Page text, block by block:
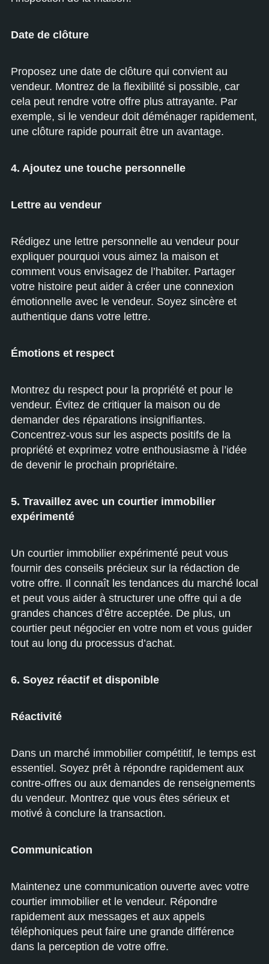
Date de clôture
Proposez une date de clôture qui convient au
vendeur. Montrez de la flexibilité si possible, car
cela peut rendre votre offre plus attrayante. Par
exemple, si le vendeur doit déménager rapidement,
une clôture rapide pourrait être un avantage.
4. Ajoutez une touche personnelle
Lettre au vendeur
Rédigez une lettre personnelle au vendeur pour
expliquer pourquoi vous aimez la maison et
comment vous envisagez de l’habiter. Partager
votre histoire peut aider à créer une connexion
émotionnelle avec le vendeur. Soyez sincère et
authentique dans votre lettre.
Émotions et respect
Montrez du respect pour la propriété et pour le
vendeur. Évitez de critiquer la maison ou de
demander des réparations insignifiantes.
Concentrez-vous sur les aspects positifs de la
propriété et exprimez votre enthousiasme à l’idée
de devenir le prochain propriétaire.
5. Travaillez avec un courtier immobilier
expérimenté
Un courtier immobilier expérimenté peut vous
fournir des conseils précieux sur la rédaction de
votre offre. Il connaît les tendances du marché local
et peut vous aider à structurer une offre qui a de
grandes chances d’être acceptée. De plus, un
courtier peut négocier en votre nom et vous guider
tout au long du processus d’achat.
6. Soyez réactif et disponible
Réactivité
Dans un marché immobilier compétitif, le temps est
essentiel. Soyez prêt à répondre rapidement aux
contre-offres ou aux demandes de renseignements
du vendeur. Montrez que vous êtes sérieux et
motivé à conclure la transaction.
Communication
Maintenez une communication ouverte avec votre
courtier immobilier et le vendeur. Répondre
rapidement aux messages et aux appels
téléphoniques peut faire une grande différence
dans la perception de votre offre.